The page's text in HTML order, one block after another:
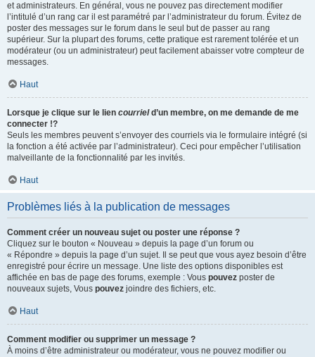
et administrateurs. En général, vous ne pouvez pas directement modifier
l’intitulé d’un rang car il est paramétré par l’administrateur du forum. Évitez de
poster des messages sur le forum dans le seul but de passer au rang
supérieur. Sur la plupart des forums, cette pratique est rarement tolérée et un
modérateur (ou un administrateur) peut facilement abaisser votre compteur de
messages.
Haut
Lorsque je clique sur le lien courrield’un membre, on me demande de me
connecter !?
Seuls les membres peuvent s’envoyer des courriels via le formulaire intégré (si
la fonction a été activée par l’administrateur). Ceci pour empêcher l’utilisation
malveillante de la fonctionnalité par les invités.
Haut
Problèmes liés à la publication de messages
Comment créer un nouveau sujet ou poster une réponse ?
Cliquez sur le bouton « Nouveau » depuis la page d’un forum ou
« Répondre » depuis la page d’un sujet. Il se peut que vous ayez besoin d’être
enregistré pour écrire un message. Une liste des options disponibles est
affichée en bas de page des forums, exemple : Vous pouvez poster de
nouveaux sujets, Vous pouvez joindre des fichiers, etc.
Haut
Comment modifier ou supprimer un message ?
À moins d’être administrateur ou modérateur, vous ne pouvez modifier ou